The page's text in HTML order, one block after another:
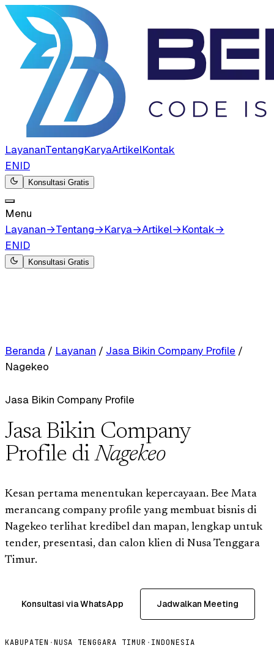
LayananTentangKaryaArtikelKontak
ENID
Konsultasi Gratis
Menu
Layanan→Tentang→Karya→Artikel→Kontak→
ENID
Konsultasi Gratis
Beranda / Layanan / Jasa Bikin Company Profile /
Nagekeo
Jasa Bikin Company Profile
Jasa Bikin Company
Profile diNagekeo
Kesan pertama menentukan kepercayaan. Bee Mata
merancang company profile yang membuat bisnis di
Nagekeo terlihat kredibel dan mapan, lengkap untuk
tender, presentasi, dan calon klien di Nusa Tenggara
Timur.
Konsultasi via WhatsApp Jadwalkan Meeting
KABUPATEN ·NUSA TENGGARA TIMUR · INDONESIA